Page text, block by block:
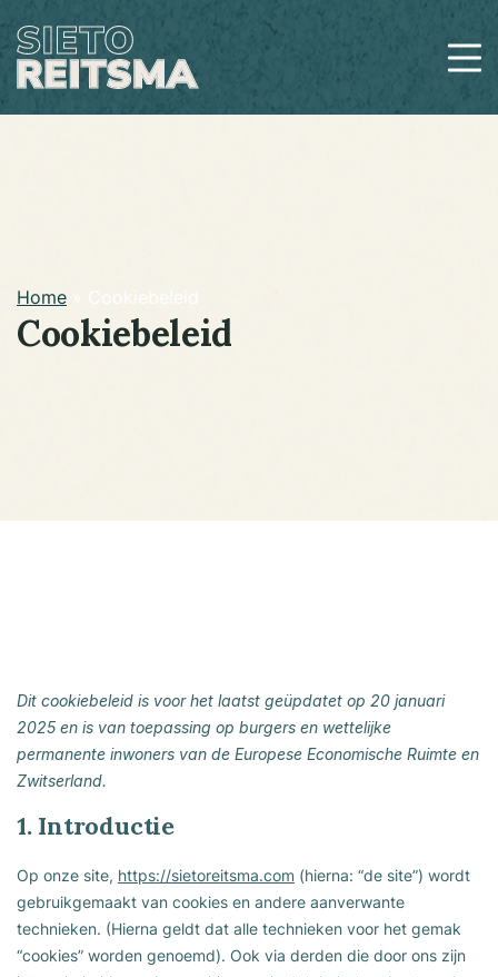
Home
Cookiebeleid
Dit cookiebeleid is voor het laatst geüpdatet op 20 januari
2025 en is van toepassing op burgers en wettelijke
permanente inwoners van de Europese Economische Ruimte en
Zwitserland.
1. Introductie
Op onze site, https://sietoreitsma.com (hierna: “de site”) wordt
gebruikgemaakt van cookies en andere aanverwante
technieken. (Hierna geldt dat alle technieken voor het gemak
“cookies” worden genoemd). Ook via derden die door ons zijn